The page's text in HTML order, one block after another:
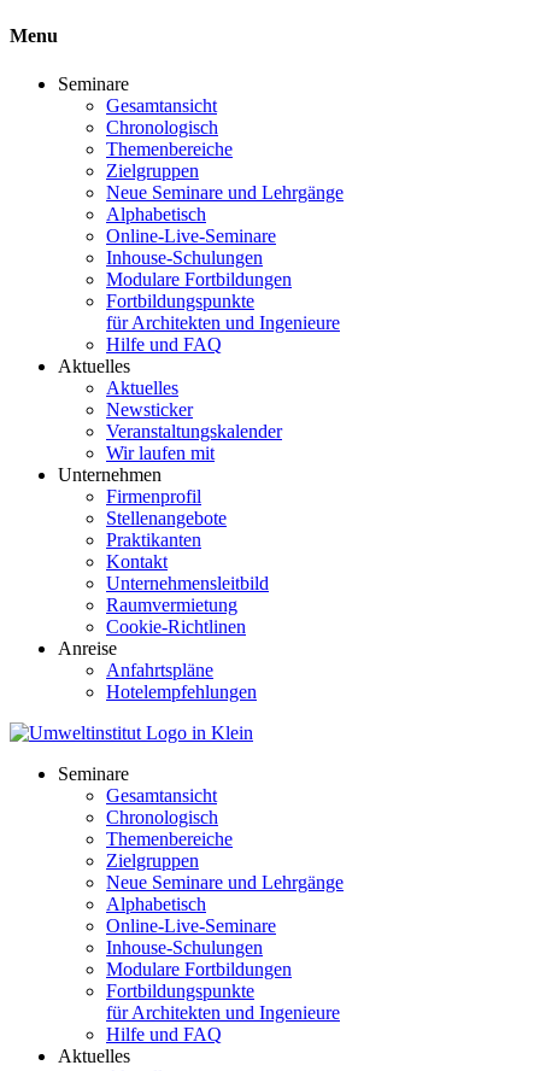
Menu
Seminare
Gesamtansicht
Chronologisch
Themenbereiche
Zielgruppen
Neue Seminare und Lehrgänge
Alphabetisch
Online-Live-Seminare
Inhouse-Schulungen
Modulare Fortbildungen
Fortbildungspunkte
für Architekten und Ingenieure
Hilfe und FAQ
Aktuelles
Aktuelles
Newsticker
Veranstaltungskalender
Wir laufen mit
Unternehmen
Firmenprofil
Stellenangebote
Praktikanten
Kontakt
Unternehmensleitbild
Raumvermietung
Cookie-Richtlinen
Anreise
Anfahrtspläne
Hotelempfehlungen
Seminare
Gesamtansicht
Chronologisch
Themenbereiche
Zielgruppen
Neue Seminare und Lehrgänge
Alphabetisch
Online-Live-Seminare
Inhouse-Schulungen
Modulare Fortbildungen
Fortbildungspunkte
für Architekten und Ingenieure
Hilfe und FAQ
Aktuelles